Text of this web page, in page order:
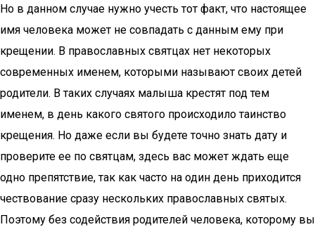
Но в данном случае нужно учесть тот факт, что настоящее
имя человека может не совпадать с данным ему при
крещении. В православных святцах нет некоторых
современных именем, которыми называют своих детей
родители. В таких случаях малыша крестят под тем
именем, в день какого святого происходило таинство
крещения. Но даже если вы будете точно знать дату и
проверите ее по святцам, здесь вас может ждать еще
одно препятствие, так как часто на один день приходится
чествование сразу нескольких православных святых.
Поэтому без содействия родителей человека, которому вы